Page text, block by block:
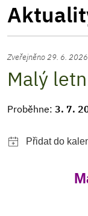
Zveřejněno 29. 6. 2026
Malý
Proběhne: 3. 7.